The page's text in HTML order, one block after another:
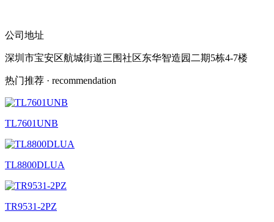
公司地址
深圳市宝安区航城街道三围社区东华智造园二期5栋4-7楼
热门推荐 · recommendation
TL7601UNB
TL8800DLUA
TR9531-2PZ